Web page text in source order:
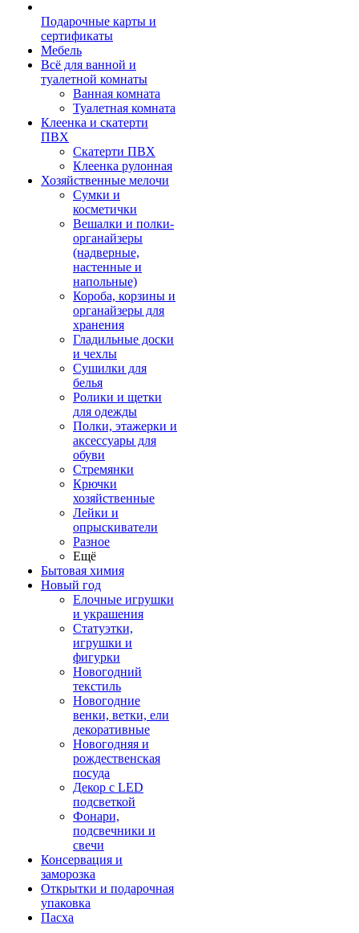
Подарочные карты и
сертификаты
Мебель
Всё для ванной и
туалетной комнаты
Ванная комната
Туалетная комната
Клеенка и скатерти
ПВХ
Скатерти ПВХ
Клеенка рулонная
Хозяйственные мелочи
Сумки и
косметички
Вешалки и полки-
органайзеры
(надверные,
настенные и
напольные)
Короба, корзины и
органайзеры для
хранения
Гладильные доски
и чехлы
Сушилки для
белья
Ролики и щетки
для одежды
Полки, этажерки и
аксессуары для
обуви
Стремянки
Крючки
хозяйственные
Лейки и
опрыскиватели
Разное
Ещё
Бытовая химия
Новый год
Елочные игрушки
и украшения
Статуэтки,
игрушки и
фигурки
Новогодний
текстиль
Новогодние
венки, ветки, ели
декоративные
Новогодняя и
рождественская
посуда
Декор с LED
подсветкой
Фонари,
подсвечники и
свечи
Консервация и
заморозка
Открытки и подарочная
упаковка
Пасха